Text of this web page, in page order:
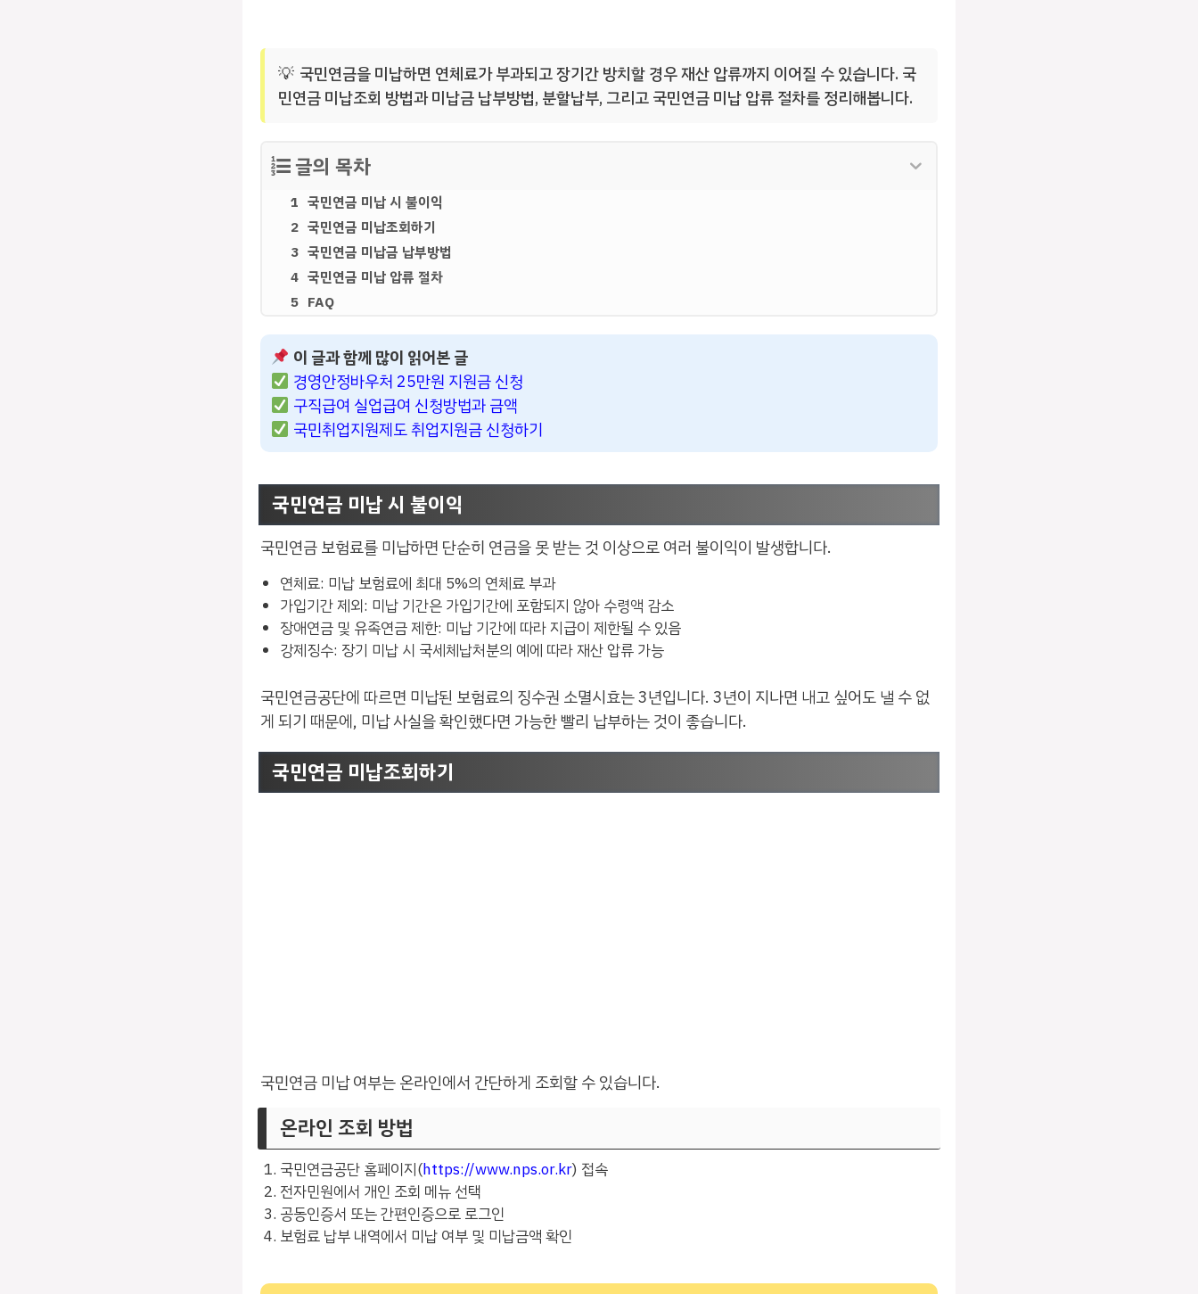
국민연금을 미납하면 연체료가 부과되고 장기간 방치할 경우 재산 압류까지 이어질 수 있습니다. 국
민연금 미납조회 방법과 미납금 납부방법, 분할납부, 그리고 국민연금 미납 압류 절차를 정리해봅니다.
글의 목차
국민연금 미납 시 불이익
국민연금 미납조회하기
국민연금 미납금 납부방법
국민연금 미납 압류 절차
FAQ
이 글과 함께 많이 읽어본 글
경영안정바우처 25만원 지원금 신청
구직급여 실업급여 신청방법과 금액
국민취업지원제도 취업지원금 신청하기
국민연금 미납 시 불이익
국민연금 보험료를 미납하면 단순히 연금을 못 받는 것 이상으로 여러 불이익이 발생합니다.
연체료: 미납 보험료에 최대 5%의 연체료 부과
가입기간 제외: 미납 기간은 가입기간에 포함되지 않아 수령액 감소
장애연금 및 유족연금 제한: 미납 기간에 따라 지급이 제한될 수 있음
강제징수: 장기 미납 시 국세체납처분의 예에 따라 재산 압류 가능
국민연금공단에 따르면 미납된 보험료의 징수권 소멸시효는 3년입니다. 3년이 지나면 내고 싶어도 낼 수 없
게 되기 때문에, 미납 사실을 확인했다면 가능한 빨리 납부하는 것이 좋습니다.
국민연금 미납조회하기
국민연금 미납 여부는 온라인에서 간단하게 조회할 수 있습니다.
온라인 조회 방법
국민연금공단 홈페이지(https://www.nps.or.kr) 접속
전자민원에서 개인 조회 메뉴 선택
공동인증서 또는 간편인증으로 로그인
보험료 납부 내역에서 미납 여부 및 미납금액 확인